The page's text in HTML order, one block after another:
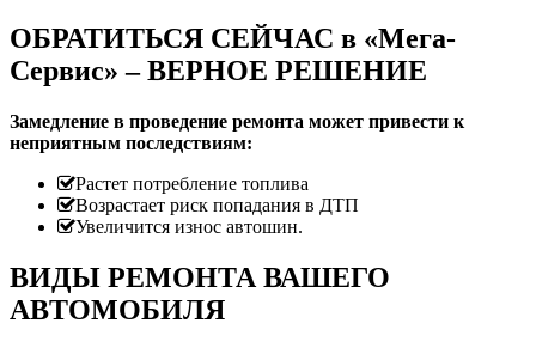
ОБРАТИТЬСЯ СЕЙЧАС в «Мега-
Сервис» – ВЕРНОЕ РЕШЕНИЕ
Замедление в проведение ремонта может привести к
неприятным последствиям:
Растет потребление топлива
Возрастает риск попадания в ДТП
Увеличится износ автошин.
ВИДЫ РЕМОНТА ВАШЕГО
АВТОМОБИЛЯ